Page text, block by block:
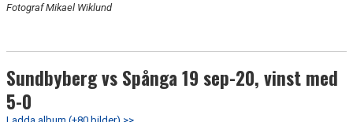
Fotograf Mikael Wiklund
Sundbyberg vs Spånga 19 sep-20, vinst med
5-0